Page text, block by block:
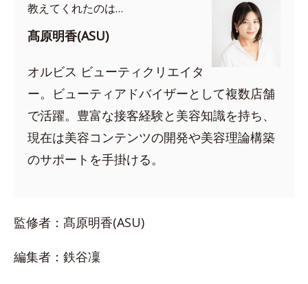
教えてくれたのは…
髙原明香(ASU)
オルビス ビューティクリエイタ
ー。ビューティアドバイザーとして複数店舗
で活躍。豊富な接客経験と美容知識を持ち、
現在は美容コンテンツの開発や美容理論構築
のサポートを手掛ける。
監修者：髙原明香(ASU)
編集者：鉄谷凜